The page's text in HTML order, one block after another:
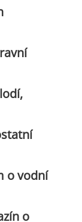
o vodní
o